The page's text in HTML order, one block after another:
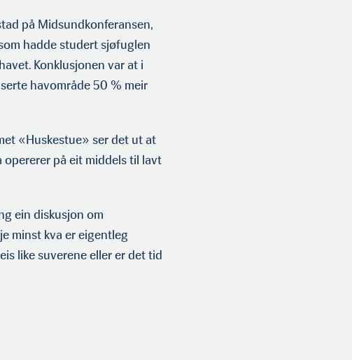
på Midsundkonferansen,
hadde studert sjøfuglen
Konklusjonen var at i
havområde 50 % meir
«Huskestue» ser det ut at
på eit middels til lavt
ein diskusjon om
minst kva er eigentleg
like suverene eller er det tid